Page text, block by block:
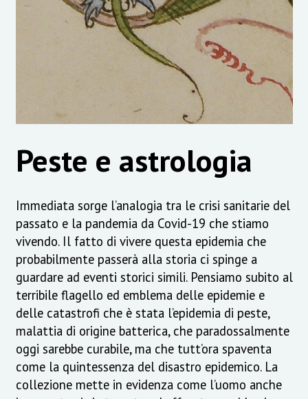
Peste e astrologia
Immediata sorge l’analogia tra le crisi sanitarie del
passato e la pandemia da Covid-19 che stiamo
vivendo. Il fatto di vivere questa epidemia che
probabilmente passerà alla storia ci spinge a
guardare ad eventi storici simili. Pensiamo subito al
terribile flagello ed emblema delle epidemie e
delle catastrofi che è stata l’epidemia di peste,
malattia di origine batterica, che paradossalmente
oggi sarebbe curabile, ma che tutt’ora spaventa
come la quintessenza del disastro epidemico. La
collezione mette in evidenza come l’uomo anche